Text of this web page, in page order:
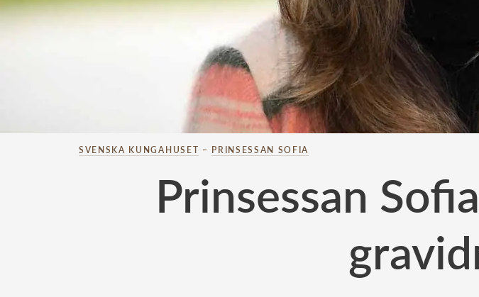
SVENSKA KUNGAHUSET – PRINSESSAN SOFIA
Prinsessan